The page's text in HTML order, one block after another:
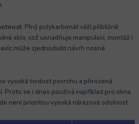
. Plný polykarbonát váží přibližně
sklo, což usnadňuje manipulaci, montáž i
může zjednodušit návrh nosné
vysoká tvrdost povrchu a přirozená
Proto se i dnes používá například pro okna
není prioritou vysoká nárazová odolnost.